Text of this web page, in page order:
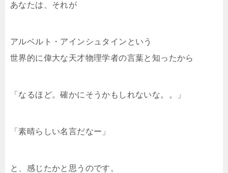
あなたは、それが
アルベルト・アインシュタインという
世界的に偉大な天才物理学者の言葉と知ったから
「なるほど。確かにそうかもしれないな。。」
「素晴らしい名言だなー」
と、感じたかと思うのです。